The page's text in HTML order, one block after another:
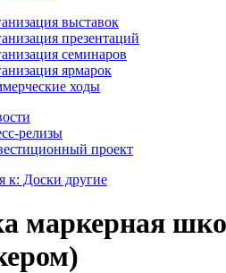
выставок
презентаций
семинаров
ярмарок
ходы
релизы
проект
к: Доски другие
маркерная